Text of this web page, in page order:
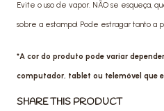
Evite o uso de vapor. NÃO se esqueça,
sobre a estampa! Pode estragar tanto a
*A cor do produto pode variar
computador, tablet ou telemóvel que
SHARE THIS PRODUCT